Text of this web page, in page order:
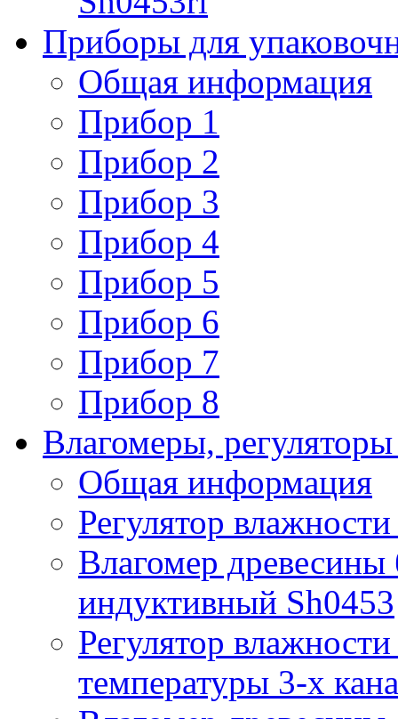
Приборы для
Общая информация
Прибор 1
Прибор 2
Прибор 3
Прибор 4
Прибор 5
Прибор 6
Прибор 7
Прибор 8
Влагомеры,
Общая информация
Регулятор
Влагомер древесины
индуктивный Sh0453
Регулятор
температуры 3-х